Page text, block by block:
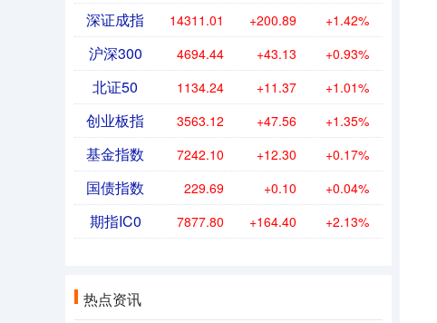
深证成指 14311.01 +200.89 +1.42%
沪深300 4694.44 +43.13 +0.93%
北证50 1134.24 +11.37 +1.01%
创业板指 3563.12 +47.56 +1.35%
基金指数 7242.10 +12.30 +0.17%
国债指数 229.69 +0.10 +0.04%
期指IC0 7877.80 +164.40 +2.13%
热点资讯